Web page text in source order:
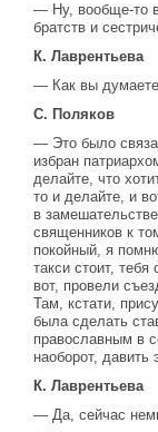
— Ну, вообще-то
братств и
К. Лаврентьева
— Как вы
С. Поляков
— Это было
избран
делайте, что
то и делайте, и
в
священников к
покойный, я
такси стоит,
вот, провели
Там, кстати,
была сделать
православным в
наоборот, давить
К. Лаврентьева
— Да, сейчас